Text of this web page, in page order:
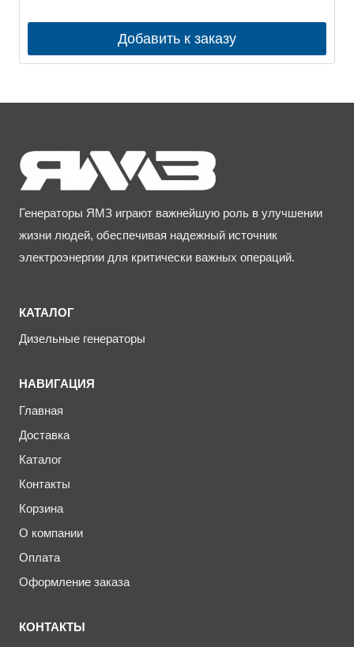
Добавить к заказу
Генераторы ЯМЗ играют важнейшую роль в улучшении
жизни людей, обеспечивая надежный источник
электроэнергии для критически важных операций.
КАТАЛОГ
Дизельные генераторы
НАВИГАЦИЯ
Главная
Доставка
Каталог
Контакты
Корзина
О компании
Оплата
Оформление заказа
КОНТАКТЫ